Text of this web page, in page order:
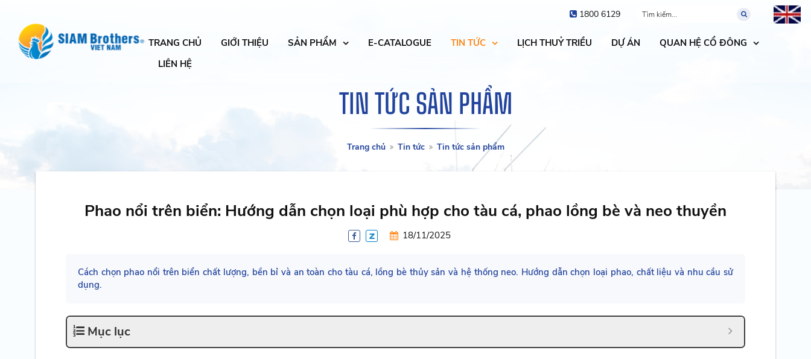
1800 6129
TRANG CHỦ GIỚI THIỆU SẢN PHẨM E-CATALOGUE TIN TỨC LỊCH THUỶ TRIỀU DỰ ÁN
QUAN HỆ CỔ ĐÔNG
LIÊN HỆ
TIN TỨC SẢN PHẨM
Trang chủ Tin tức Tin tức sản phẩm
Phao nổi trên biển: Hướng dẫn chọn loại phù hợp cho tàu cá, phao lồng bè và neo thuyền
18/11/2025
Cách chọn phao nổi trên biển chất lượng, bền bỉ và an toàn cho tàu cá, lồng bè thủy sản và hệ thống neo. Hướng dẫn chọn loại phao, chất liệu và nhu cầu sử
dụng.
Mục lục